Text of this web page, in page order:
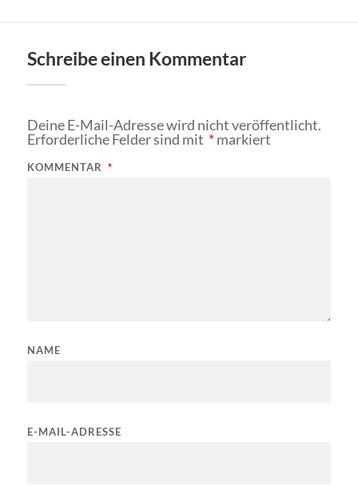
Schreibe einen Kommentar
Deine E-Mail-Adresse wird nicht veröffentlicht.
Erforderliche Felder sind mit *markiert
KOMMENTAR *
NAME
E-MAIL-ADRESSE